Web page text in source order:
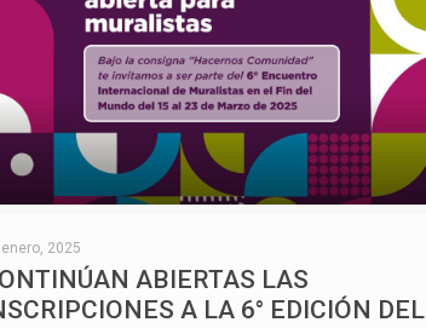
2025
ABIERTAS LAS
A LA 6° EDICIÓN DEL